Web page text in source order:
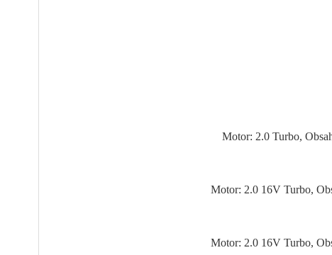
Motor: 2.0 Turbo,
Motor: 2.0 16V Turbo,
Motor: 2.0 16V Turbo,